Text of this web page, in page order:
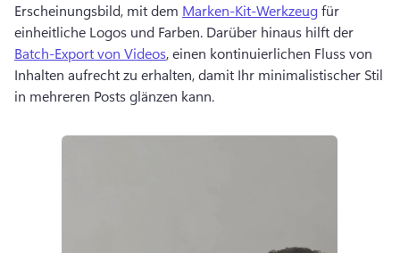
Erscheinungsbild, mit dem Marken-Kit-Werkzeug für
einheitliche Logos und Farben. Darüber hinaus hilft der
Batch-Export von Videos, einen kontinuierlichen Fluss von
Inhalten aufrecht zu erhalten, damit Ihr minimalistischer Stil
in mehreren Posts glänzen kann.